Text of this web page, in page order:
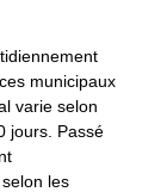
municipaux
varie selon
jours. Passé
les